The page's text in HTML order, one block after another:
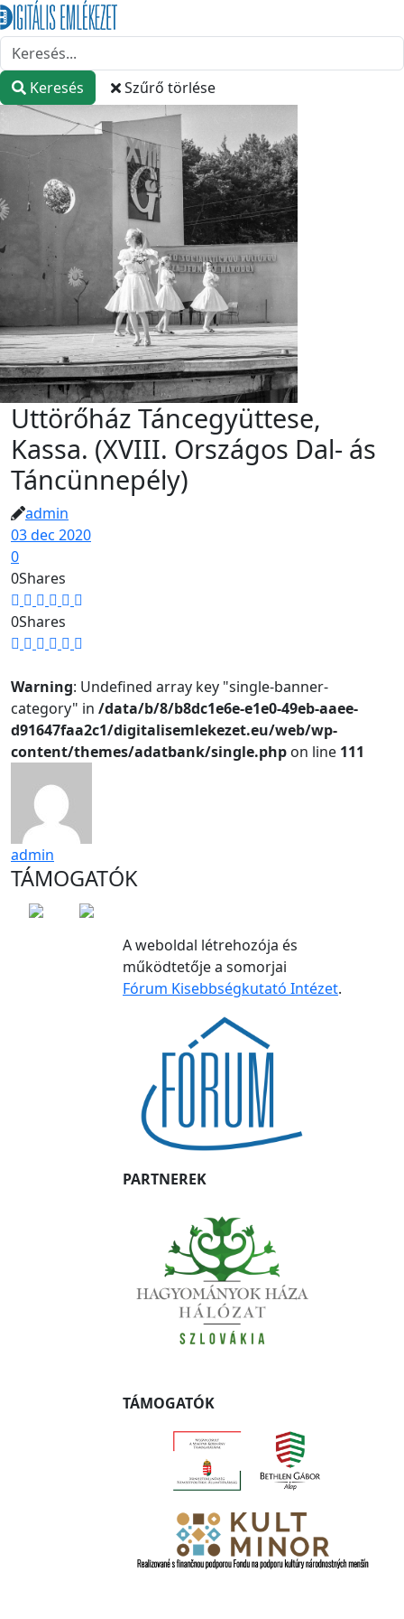
Keresés Szűrő törlése
Uttörőház Táncegyüttese,
Kassa. (XVIII. Országos Dal- ás
Táncünnepély)
admin
03 dec 2020
0
0Shares
0Shares
Warning: Undefined array key "single-banner-
category" in /data/b/8/b8dc1e6e-e1e0-49eb-aaee-
d91647faa2c1/digitalisemlekezet.eu/web/wp-
content/themes/adatbank/single.php on line 111
admin
TÁMOGATÓK
A weboldal létrehozója és
működtetője a somorjai
Fórum Kisebbségkutató Intézet.
PARTNEREK
TÁMOGATÓK